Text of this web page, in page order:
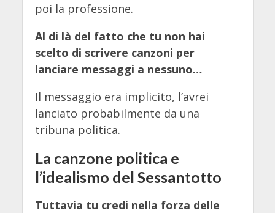
poi la professione.
Al di là del fatto che tu non hai
scelto di scrivere canzoni per
lanciare messaggi a nessuno…
Il messaggio era implicito, l’avrei
lanciato probabilmente da una
tribuna politica.
La canzone politica e
l’idealismo del Sessantotto
Tuttavia tu credi nella forza delle